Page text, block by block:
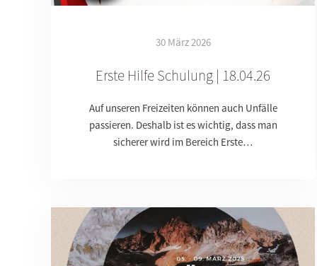
30 März 2026
Erste Hilfe Schulung | 18.04.26
Auf unseren Freizeiten können auch Unfälle
passieren. Deshalb ist es wichtig, dass man
sicherer wird im Bereich Erste…